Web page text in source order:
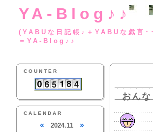
YA-Blog♪♪
(YABUな日記帳♪
＝YA-Blog♪♪
COUNTER
CALENDAR
« 2024.11 »
おん